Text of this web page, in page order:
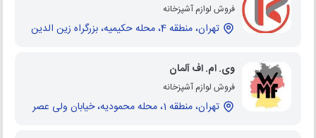
فروش لوازم آشپزخانه
تهران، منطقه 4، محله حکیمیه، بزرگراه زین الدین
وی. ام. اف آلمان
فروش لوازم آشپزخانه
تهران، منطقه 1، محله محمودیه، خیابان ولی عصر